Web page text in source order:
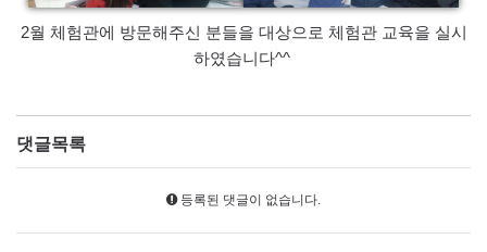
2월 체험관에 방문해주신 분들을 대상으로 체험관 교육을 실시
하였습니다^^
댓글목록
등록된 댓글이 없습니다.